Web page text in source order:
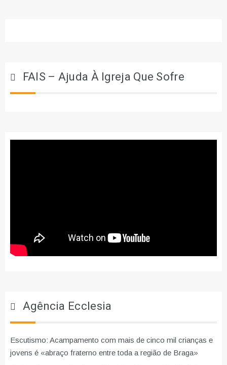
FAIS – Ajuda À Igreja Que Sofre
Agência Ecclesia
Escutismo: Acampamento com mais de cinco mil crianças e
jovens é «abraço fraterno entre toda a região de Braga»